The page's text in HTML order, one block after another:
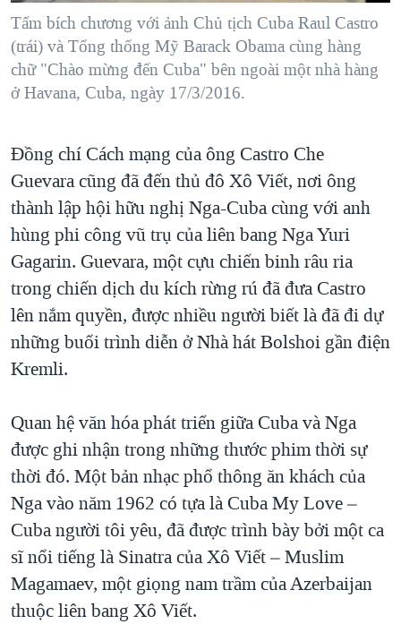
Tấm bích chương với ảnh Chủ tịch Cuba Raul Castro
(trái) và Tổng thống Mỹ Barack Obama cùng hàng
chữ "Chào mừng đến Cuba" bên ngoài một nhà hàng
ở Havana, Cuba, ngày 17/3/2016.
Đồng chí Cách mạng của ông Castro Che
Guevara cũng đã đến thủ đô Xô Viết, nơi ông
thành lập hội hữu nghị Nga-Cuba cùng với anh
hùng phi công vũ trụ của liên bang Nga Yuri
Gagarin. Guevara, một cựu chiến binh râu ria
trong chiến dịch du kích rừng rú đã đưa Castro
lên nắm quyền, được nhiều người biết là đã đi dự
những buổi trình diễn ở Nhà hát Bolshoi gần điện
Kremli.
Quan hệ văn hóa phát triển giữa Cuba và Nga
được ghi nhận trong những thước phim thời sự
thời đó. Một bản nhạc phổ thông ăn khách của
Nga vào năm 1962 có tựa là Cuba My Love –
Cuba người tôi yêu, đã được trình bày bởi một ca
sĩ nổi tiếng là Sinatra của Xô Viết – Muslim
Magamaev, một giọng nam trầm của Azerbaijan
thuộc liên bang Xô Viết.